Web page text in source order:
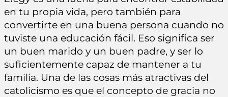
en tu propia vida, pero también para
convertirte en una buena persona cuando no
tuviste una educación fácil. Eso significa ser
un buen marido y un buen padre, y ser lo
suficientemente capaz de mantener a tu
familia. Una de las cosas más atractivas del
catolicismo es que el concepto de gracia no